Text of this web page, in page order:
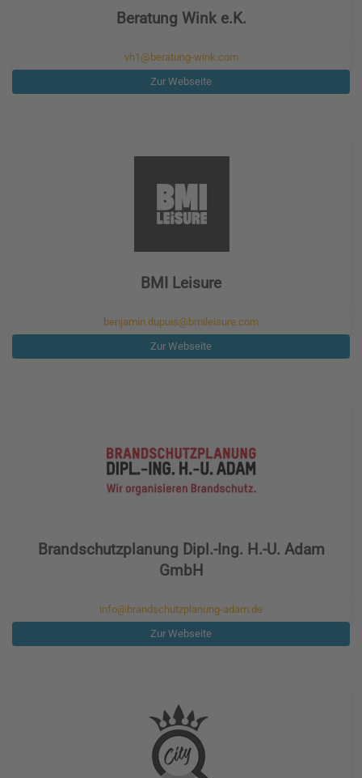
Beratung Wink e.K.
vh1@beratung-wink.com
Zur Webseite
BMI Leisure
benjamin.dupuis@bmileisure.com
Zur Webseite
Brandschutzplanung Dipl.-Ing. H.-U. Adam
GmbH
info@brandschutzplanung-adam.de
Zur Webseite